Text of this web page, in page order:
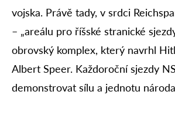
vojska. Právě tady, v srdci
– „areálu pro říšské stranické
obrovský komplex, který navrhl
Albert Speer. Každoroční sjezdy
demonstrovat sílu a jednotu